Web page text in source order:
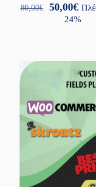
80,00€
Original
price
50,00€Η
24%